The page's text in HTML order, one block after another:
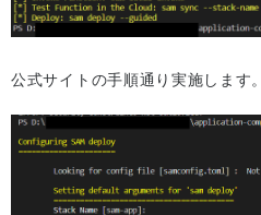
公式サイトの手順通り実施します。